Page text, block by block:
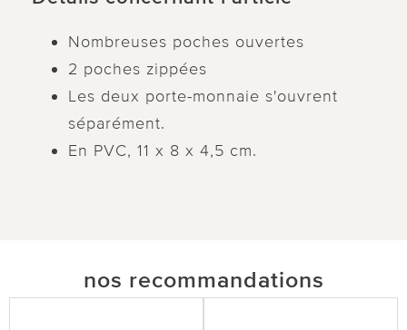
Nombreuses poches ouvertes
2 poches zippées
Les deux porte-monnaie s'ouvrent
séparément.
En PVC, 11 x 8 x 4,5 cm.
nos recommandations